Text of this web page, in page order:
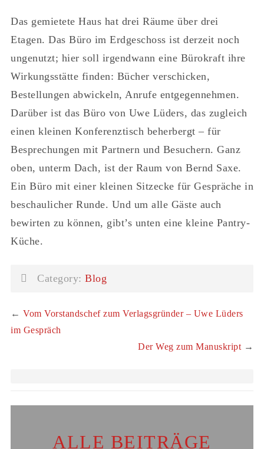
Das gemietete Haus hat drei Räume über drei
Etagen. Das Büro im Erdgeschoss ist derzeit noch
ungenutzt; hier soll irgendwann eine Bürokraft ihre
Wirkungsstätte finden: Bücher verschicken,
Bestellungen abwickeln, Anrufe entgegennehmen.
Darüber ist das Büro von Uwe Lüders, das zugleich
einen kleinen Konferenztisch beherbergt – für
Besprechungen mit Partnern und Besuchern. Ganz
oben, unterm Dach, ist der Raum von Bernd Saxe.
Ein Büro mit einer kleinen Sitzecke für Gespräche in
beschaulicher Runde. Und um alle Gäste auch
bewirten zu können, gibt’s unten eine kleine Pantry-
Küche.
Category: Blog
← Vom Vorstandschef zum Verlagsgründer – Uwe Lüders
im Gespräch
Der Weg zum Manuskript →
ALLE BEITRÄGE